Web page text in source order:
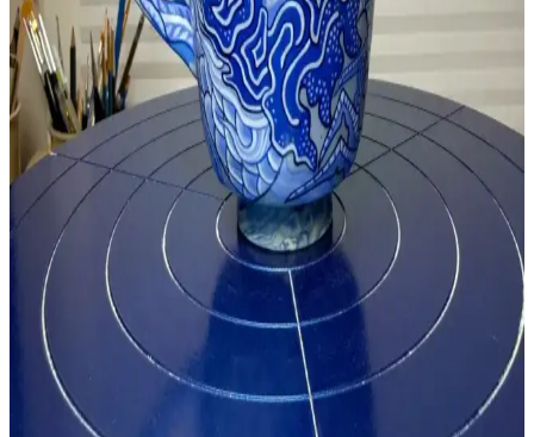
Genel Markalar Akrilik Boya Seti 6 Renk ve Hediye
Fırça ile Yaratıcılığı Destekler
6 renkli akrilik boya seti, canlı ve parlak renkler, hediye fırça ve
uygun fiyatıyla başlangıç ve çocuklar için ideal, detaylı çalışmalar ve
el işleri için uygun olmayan küçük boyutlar içerir.
NEON PLUS Lüks Akrilik Boya Başlangıç Seti ile
Yaratıcı Sanat Deneyimleri
NEON PLUS Lüks Akrilik Boya Başlangıç Seti, yüksek kaliteli
malzemelerle donatılmış, çeşitli teknikler için uygun, geniş renk
yelpazesi ve profesyonel sonuçlar sunan kapsamlı bir sanat setidir.
Talehobby Südor Resim Verniği ve Sünger Tampon
Fırça ile Akrilik Sanat Eserlerinizi Koruyun ve
Parlatın